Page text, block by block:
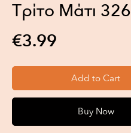
Τρίτο Μάτι 326
€3.99
Add to Cart
Buy Now